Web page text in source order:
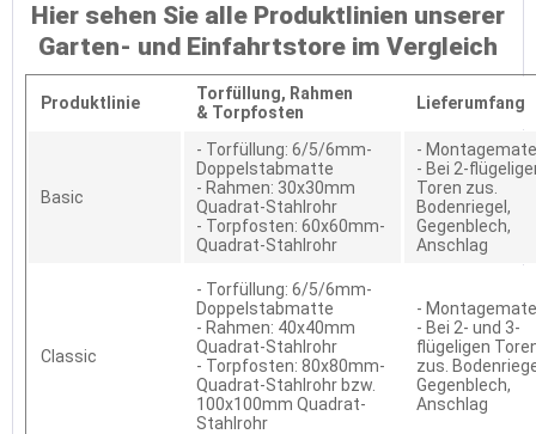
Hier sehen Sie alle Produktlinien unserer
Garten- und Einfahrtstore im Vergleich
Produktlinie Torfüllung, Rahmen
& Torpfosten Lieferumfang
Basic
- Torfüllung: 6/5/6mm-
Doppelstabmatte
- Rahmen: 30x30mm
Quadrat-Stahlrohr
- Torpfosten: 60x60mm-
Quadrat-Stahlrohr
-
- Bei 2-
Toren zus.
Bodenriegel,
Gegenblech,
Anschlag
Classic
- Torfüllung: 6/5/6mm-
Doppelstabmatte
- Rahmen: 40x40mm
Quadrat-Stahlrohr
- Torpfosten: 80x80mm-
Quadrat-Stahlrohr bzw.
100x100mm Quadrat-
Stahlrohr
-
- Bei 2- und 3-
flügeligen
zus.
Gegenblech,
Anschlag